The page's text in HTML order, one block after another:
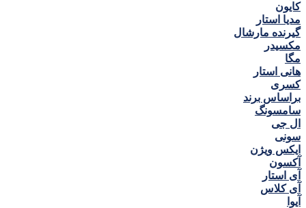
كايون
مديا استار
گیرنده مارشال
مكسيدر
مگا
هانی استار
كسری
براساس برند
سامسونگ
ال جی
سونی
ایکس ویژن
آکسون
آی استار
آی کلاس
آیوا